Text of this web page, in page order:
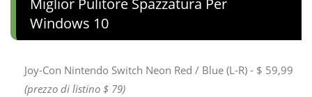
Miglior Pulitore Spazzatura Per
Windows 10
Joy-Con Nintendo Switch Neon Red / Blue (L-R) - $ 59,99
(prezzo di listino $ 79)